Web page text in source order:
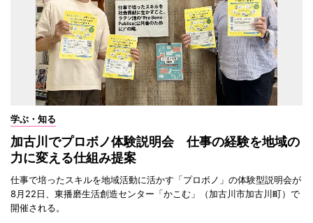
学ぶ・知る
加古川でプロボノ体験説明会 仕事の経験を地域の
力に変える仕組み提案
仕事で培ったスキルを地域活動に活かす「プロボノ」の体験型説明会が
8月22日、東播磨生活創造センター「かこむ」（加古川市加古川町）で
開催される。